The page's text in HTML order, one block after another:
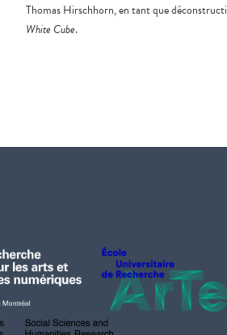
Thomas Hirschhorn, en tant que
White Cube.